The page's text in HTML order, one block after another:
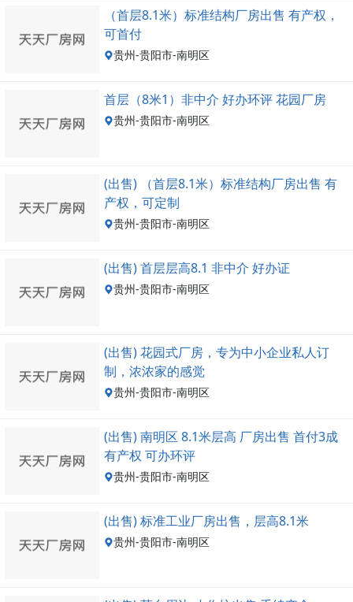
（首层8.1米）标准结构厂房出售 有产权，
可首付
贵州-贵阳市-南明区
首层（8米1）非中介 好办环评 花园厂房
贵州-贵阳市-南明区
(出售) （首层8.1米）标准结构厂房出售 有
产权，可定制
贵州-贵阳市-南明区
(出售) 首层层高8.1 非中介 好办证
贵州-贵阳市-南明区
(出售) 花园式厂房，专为中小企业私人订
制，浓浓家的感觉
贵州-贵阳市-南明区
(出售) 南明区 8.1米层高 厂房出售 首付3成
有产权 可办环评
贵州-贵阳市-南明区
(出售) 标准工业厂房出售，层高8.1米
贵州-贵阳市-南明区